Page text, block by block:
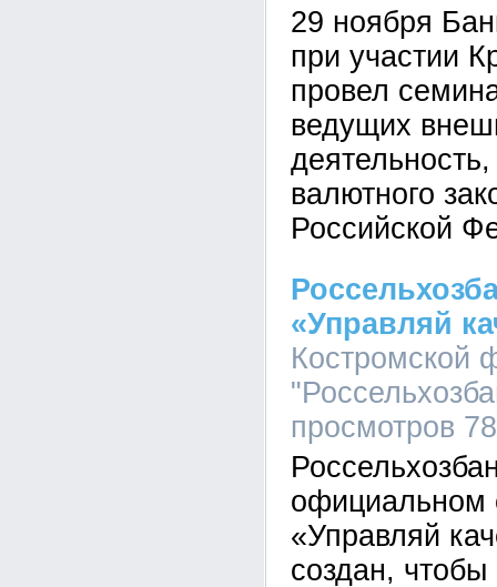
29 ноября
при участии
провел
ведущих
валютного
Российской
«Управляй
Костромской
просмотров
официальном
«Управляй
создан, чтобы